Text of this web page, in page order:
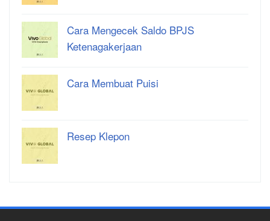
Cara Mengecek Saldo BPJS
Ketenagakerjaan
Cara Membuat Puisi
Resep Klepon